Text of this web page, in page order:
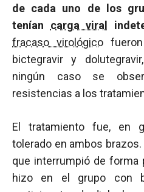
de cada uno de los
tenían carga viral
fracaso virológicofueron
bictegravir y
ningún caso se
resistencias a los
El tratamiento fue, en
tolerado en ambos
que interrumpió de
hizo en el grupo con